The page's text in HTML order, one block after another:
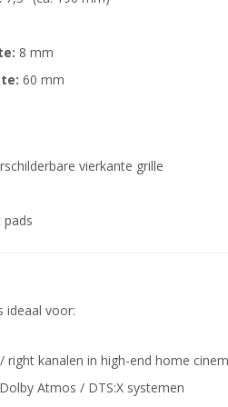
8 mm
60 mm
vierkante grille
ideaal voor:
kanalen in high-end home
Atmos / DTS:X systemen